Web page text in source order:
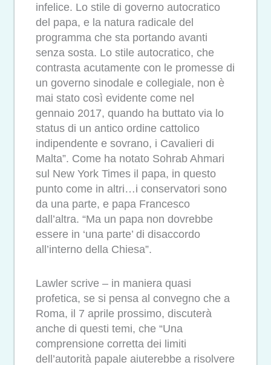
infelice. Lo stile di governo autocratico
del papa, e la natura radicale del
programma che sta portando avanti
senza sosta. Lo stile autocratico, che
contrasta acutamente con le promesse di
un governo sinodale e collegiale, non è
mai stato così evidente come nel
gennaio 2017, quando ha buttato via lo
status di un antico ordine cattolico
indipendente e sovrano, i Cavalieri di
Malta”. Come ha notato Sohrab Ahmari
sul New York Times il papa, in questo
punto come in altri…i conservatori sono
da una parte, e papa Francesco
dall’altra. “Ma un papa non dovrebbe
essere in ‘una parte’ di disaccordo
all’interno della Chiesa”.
Lawler scrive – in maniera quasi
profetica, se si pensa al convegno che a
Roma, il 7 aprile prossimo, discuterà
anche di questi temi, che “Una
comprensione corretta dei limiti
dell’autorità papale aiuterebbe a risolvere